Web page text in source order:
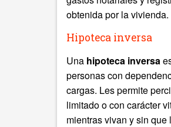
obtenida por la vivienda.
Hipoteca inversa
Una hipoteca inversa
personas con
cargas. Les permite
limitado o con carácter
mientras vivan y sin